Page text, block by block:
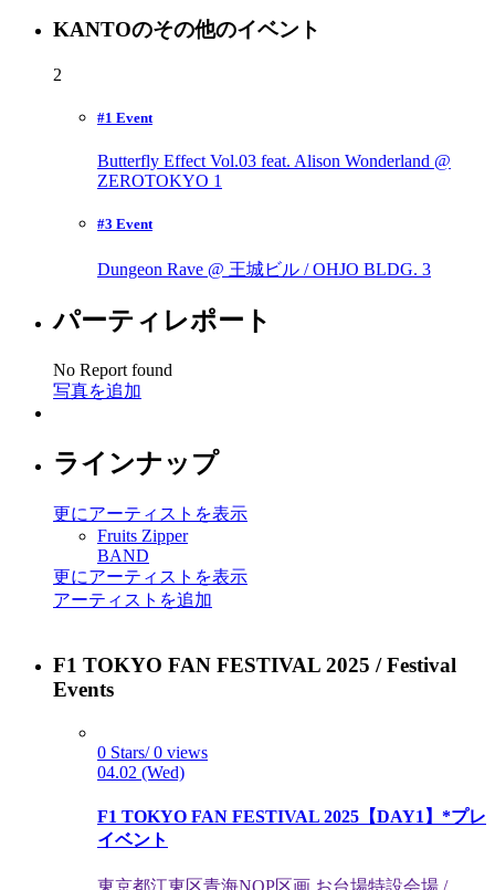
KANTOのその他のイベント
2
#1 Event
Butterfly Effect Vol.03 feat. Alison Wonderland @
ZEROTOKYO 1
#3 Event
Dungeon Rave @ 王城ビル / OHJO BLDG. 3
パーティレポート
No Report found
写真を追加
ラインナップ
更にアーティストを表示
Fruits Zipper
BAND
更にアーティストを表示
アーティストを追加
F1 TOKYO FAN FESTIVAL 2025 / Festival
Events
0 Stars/ 0 views
04.02 (Wed)
F1 TOKYO FAN FESTIVAL 2025【DAY1】*プレ
イベント
東京都江東区⻘海NOP区画 お台場特設会場 /